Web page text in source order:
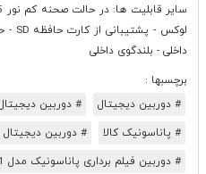
داخلی - بلندگوی داخلی
برچسبها :
# دوربین دیجیتال
# دوربین
# پاناسونیک کالا
# دوربین دیجیتال
# دوربین فیلم برداری پاناسونیک مدل Panasonic SDR H101